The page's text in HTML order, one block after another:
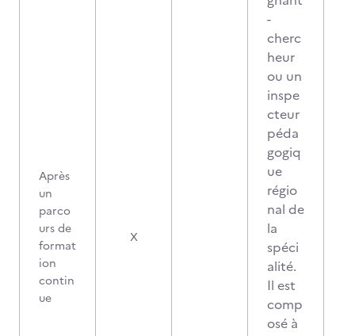
Après
un
parco
urs de
format
ion
contin
ue
X
-
cherc
heur
ou un
inspe
cteur
péda
gogiq
ue
régio
nal de
la
spéci
alité.
Il est
comp
osé à